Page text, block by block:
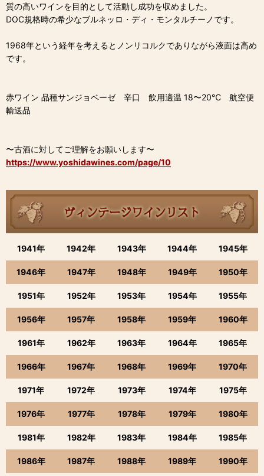
質の高いワインを目的として活動し成功を収めました。
DOC規格時の希少なブルネッロ・ディ・モンタルチーノです。
1968年という経年を考えるとノンリコルクでありながら液面は高め
です。
赤ワイン 品種サンジョベーゼ 辛口 飲用適温 18〜20℃ 航空便
輸送品
〜古酒に対してご理解をお願いします〜
https://www.yoshidawines.com/page/10
1941年 1942年 1943年 1944年 1945年
1946年 1947年 1948年 1949年 1950年
1951年 1952年 1953年 1954年 1955年
1956年 1957年 1958年 1959年 1960年
1961年 1962年 1963年 1964年 1965年
1966年 1967年 1968年 1969年 1970年
1971年 1972年 1973年 1974年 1975年
1976年 1977年 1978年 1979年 1980年
1981年 1982年 1983年 1984年 1985年
1986年 1987年 1988年 1989年 1990年